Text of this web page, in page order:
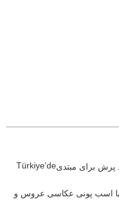
Türkiye’de